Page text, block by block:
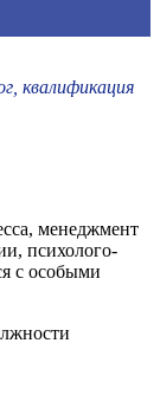
квалификация
менеджмент
психолого-
с особыми